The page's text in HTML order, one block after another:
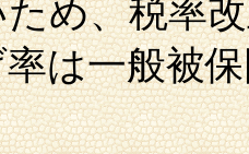
め、税率
は一般被